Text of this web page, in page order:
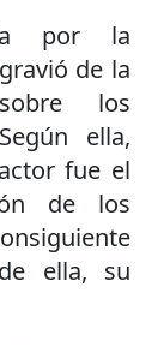
por la
de la
los
ella,
fue el
de los
ella, su